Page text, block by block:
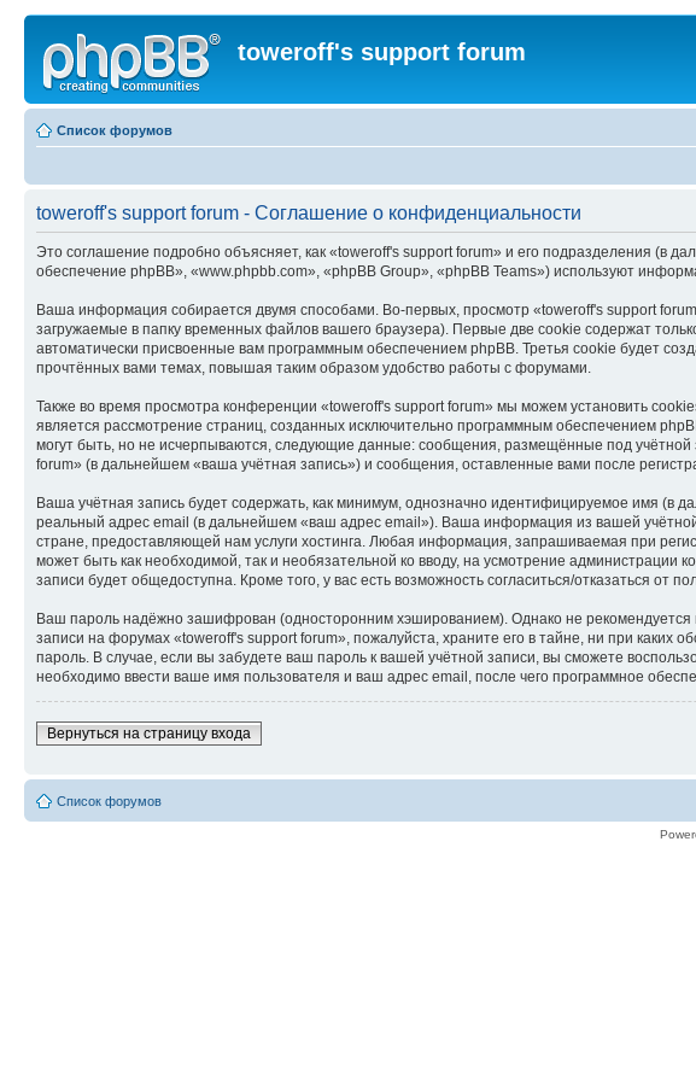
toweroff's support forum
Список форумов
toweroff's support forum - Соглашение о конфиденциальности
Это соглашение подробно объясняет, как «toweroff's support forum» и его подразделения (в
обеспечение phpBB», «www.phpbb.com», «phpBB Group», «phpBB Teams») используют
Ваша информация собирается двумя способами. Во-первых, просмотр «toweroff's support
загружаемые в папку временных файлов вашего браузера). Первые две cookie содержат
автоматически присвоенные вам программным обеспечением phpBB. Третья cookie будет
прочтённых вами темах, повышая таким образом удобство работы с форумами.
Также во время просмотра конференции «toweroff's support forum» мы можем установить
является рассмотрение страниц, созданных исключительно программным обеспечением
могут быть, но не исчерпываются, следующие данные: сообщения, размещённые под
forum» (в дальнейшем «ваша учётная запись») и сообщения, оставленные вами после
Ваша учётная запись будет содержать, как минимум, однозначно идентифицируемое имя
реальный адрес email (в дальнейшем «ваш адрес email»). Ваша информация из вашей
стране, предоставляющей нам услуги хостинга. Любая информация, запрашиваемая при
может быть как необходимой, так и необязательной ко вводу, на усмотрение
записи будет общедоступна. Кроме того, у вас есть возможность согласиться/отказаться
Ваш пароль надёжно зашифрован (односторонним хэшированием). Однако не рекомендуется
записи на форумах «toweroff's support forum», пожалуйста, храните его в тайне, ни при каких
пароль. В случае, если вы забудете ваш пароль к вашей учётной записи, вы сможете
необходимо ввести ваше имя пользователя и ваш адрес email, после чего программное
Вернуться на страницу входа
Список форумов